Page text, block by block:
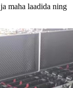
maha laadida ning